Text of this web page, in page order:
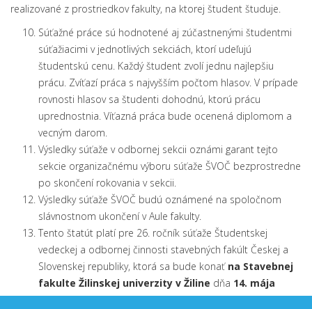
realizované z prostriedkov fakulty, na ktorej študent študuje.
Súťažné práce sú hodnotené aj zúčastnenými študentmi
súťažiacimi v jednotlivých sekciách, ktorí udeľujú
študentskú cenu. Každý študent zvolí jednu najlepšiu
prácu. Zvíťazí práca s najvyšším počtom hlasov. V prípade
rovnosti hlasov sa študenti dohodnú, ktorú prácu
uprednostnia. Víťazná práca bude ocenená diplomom a
vecným darom.
Výsledky súťaže v odbornej sekcii oznámi garant tejto
sekcie organizačnému výboru súťaže ŠVOČ bezprostredne
po skončení rokovania v sekcii.
Výsledky súťaže ŠVOČ budú oznámené na spoločnom
slávnostnom ukončení v Aule fakulty.
Tento štatút platí pre 26. ročník súťaže Študentskej
vedeckej a odbornej činnosti stavebných fakúlt Českej a
Slovenskej republiky, ktorá sa bude konať na Stavebnej
fakulte Žilinskej univerzity v Žiline dňa 14. mája
2026.